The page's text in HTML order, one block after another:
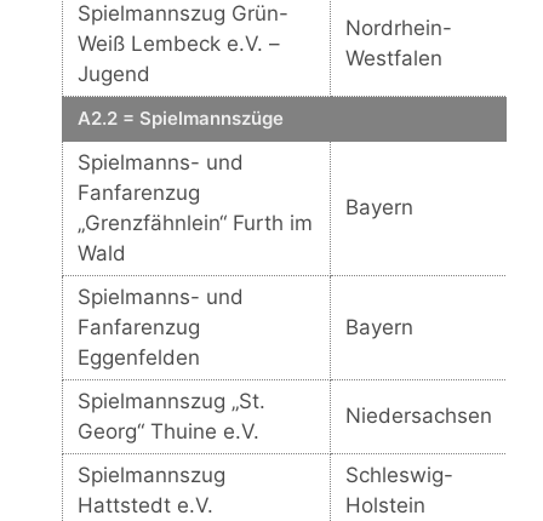
Spielmannszug Grün-
Weiß Lembeck e.V. –
Jugend
Nordrhein-
Westfalen
A2.2 = Spielmannszüge
Spielmanns- und
Fanfarenzug
„Grenzfähnlein“ Furth im
Wald
Bayern
Spielmanns- und
Fanfarenzug
Eggenfelden
Bayern
Spielmannszug „St.
Georg“ Thuine e.V.
Niedersachsen
Spielmannszug
Hattstedt e.V.
Schleswig-
Holstein